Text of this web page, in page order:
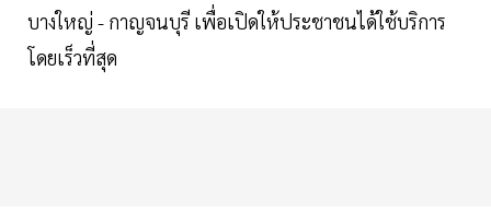
บางใหญ่ - กาญจนบุรี เพื่อเปิดให้ประชาชนได้ใช้บริการ
โดยเร็วที่สุด